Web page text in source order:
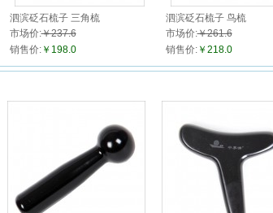
泗滨砭石梳子 三角梳
市场价:￥237.6
销售价:￥198.0
泗滨砭石梳子 鸟梳
市场价:￥261.6
销售价:￥218.0